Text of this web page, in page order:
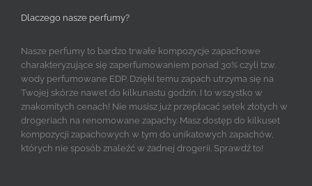
Dlaczego nasze perfumy?
Nasze perfumy to bardzo trwałe kompozycje zapachowe
charakteryzujące się zaperfumowaniem ponad 30% czyli tzw.
wody perfumowane EDP. Dzięki temu zapach utrzyma się na
Twojej skórze nawet do kilkunastu godzin. I to wszystko w
znakomitych cenach! Nie musisz już przepłacać setek złotych w
drogeriach na renomowane zapachy. Masz dostęp do kilkuset
kompozycji zapachowych w tym do unikatowych zapachów,
których nie sposób znaleźć w żadnej drogerii. Sprawdź to!